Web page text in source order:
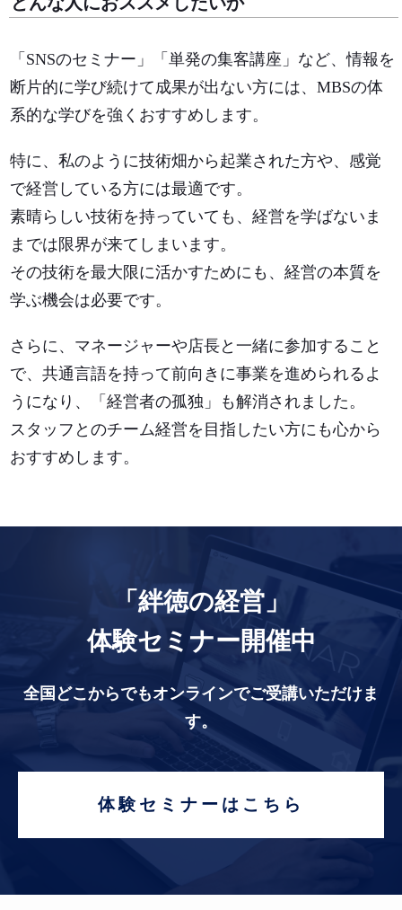
「SNSのセミナー」「単発の集客講座」など、情報を
断片的に学び続けて成果が出ない方には、MBSの体
系的な学びを強くおすすめします。
特に、私のように技術畑から起業された方や、感覚
で経営している方には最適です。
素晴らしい技術を持っていても、経営を学ばないま
までは限界が来てしまいます。
その技術を最大限に活かすためにも、経営の本質を
学ぶ機会は必要です。
さらに、マネージャーや店長と一緒に参加すること
で、共通言語を持って前向きに事業を進められるよ
うになり、「経営者の孤独」も解消されました。
スタッフとのチーム経営を目指したい方にも心から
おすすめします。
「絆徳の経営」
体験セミナー開催中
全国どこからでもオンラインでご受講いただけま
す。
体験セミナーはこちら